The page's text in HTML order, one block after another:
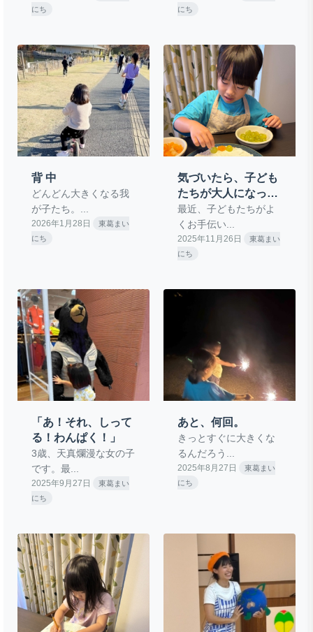
にち
にち
背 中
どんどん大きくなる我
が子たち。...
2026年1月28日
東葛まい
にち
気づいたら、子ども
たちが大人になって
いた話
最近、子どもたちがよ
くお手伝い...
2025年11月26日
東葛まい
にち
「あ！それ、しって
る！わんぱく！」
3歳、天真爛漫な女の子
です。最...
2025年9月27日
東葛まい
にち
あと、何回。
きっとすぐに大きくな
るんだろう...
2025年8月27日
東葛まい
にち